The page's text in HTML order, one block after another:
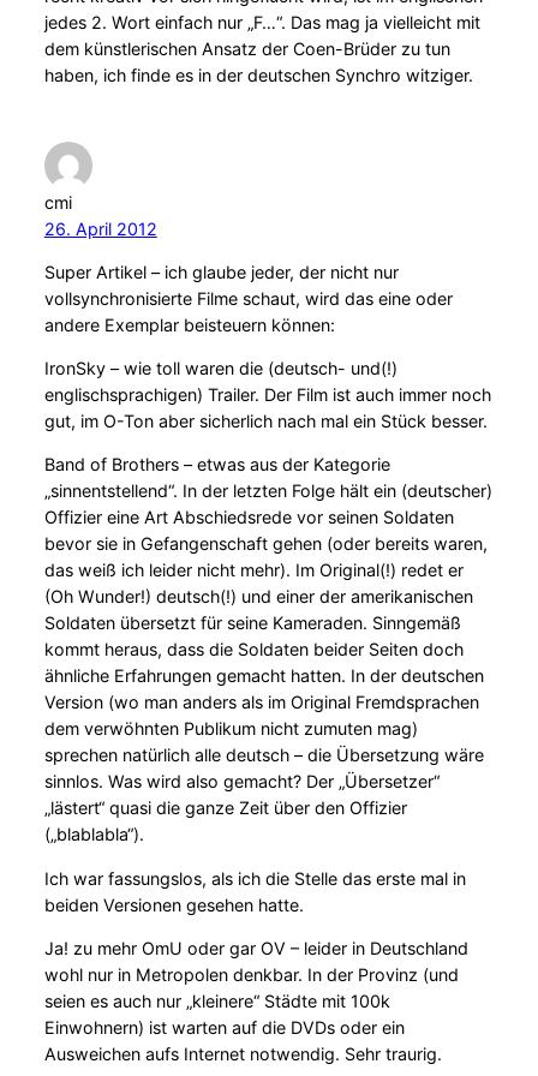
jedes 2. Wort einfach nur „F…“. Das mag ja vielleicht mit
dem künstlerischen Ansatz der Coen-Brüder zu tun
haben, ich finde es in der deutschen Synchro witziger.
cmi
26. April 2012
Super Artikel – ich glaube jeder, der nicht nur
vollsynchronisierte Filme schaut, wird das eine oder
andere Exemplar beisteuern können:
IronSky – wie toll waren die (deutsch- und(!)
englischsprachigen) Trailer. Der Film ist auch immer noch
gut, im O-Ton aber sicherlich nach mal ein Stück besser.
Band of Brothers – etwas aus der Kategorie
„sinnentstellend“. In der letzten Folge hält ein (deutscher)
Offizier eine Art Abschiedsrede vor seinen Soldaten
bevor sie in Gefangenschaft gehen (oder bereits waren,
das weiß ich leider nicht mehr). Im Original(!) redet er
(Oh Wunder!) deutsch(!) und einer der amerikanischen
Soldaten übersetzt für seine Kameraden. Sinngemäß
kommt heraus, dass die Soldaten beider Seiten doch
ähnliche Erfahrungen gemacht hatten. In der deutschen
Version (wo man anders als im Original Fremdsprachen
dem verwöhnten Publikum nicht zumuten mag)
sprechen natürlich alle deutsch – die Übersetzung wäre
sinnlos. Was wird also gemacht? Der „Übersetzer“
„lästert“ quasi die ganze Zeit über den Offizier
(„blablabla“).
Ich war fassungslos, als ich die Stelle das erste mal in
beiden Versionen gesehen hatte.
Ja! zu mehr OmU oder gar OV – leider in Deutschland
wohl nur in Metropolen denkbar. In der Provinz (und
seien es auch nur „kleinere“ Städte mit 100k
Einwohnern) ist warten auf die DVDs oder ein
Ausweichen aufs Internet notwendig. Sehr traurig.